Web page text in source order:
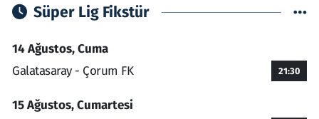
Süper Lig Fikstür
14 Ağustos, Cuma
Galatasaray - Çorum FK
21:30
15 Ağustos, Cumartesi